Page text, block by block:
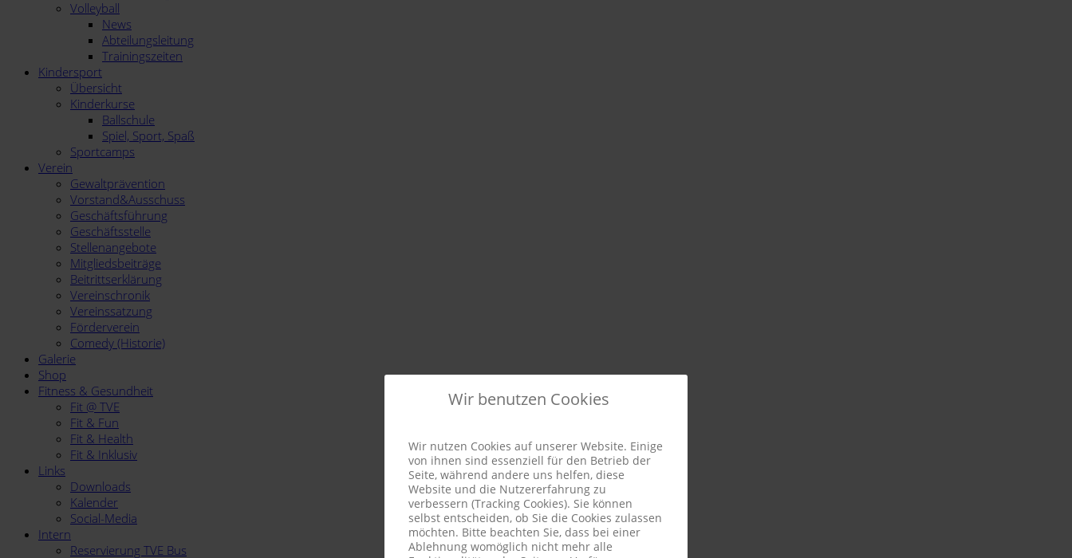
Volleyball
News
Abteilungsleitung
Trainingszeiten
Kindersport
Übersicht
Kinderkurse
Ballschule
Spiel, Sport, Spaß
Sportcamps
Verein
Gewaltprävention
Vorstand&Ausschuss
Geschäftsführung
Geschäftsstelle
Stellenangebote
Mitgliedsbeiträge
Beitrittserklärung
Vereinschronik
Vereinssatzung
Förderverein
Comedy (Historie)
Galerie
Shop
Fitness & Gesundheit
Fit @ TVE
Fit & Fun
Fit & Health
Fit & Inklusiv
Links
Downloads
Kalender
Social-Media
Intern
Reservierung TVE Bus
Wir benutzen Cookies
Wir nutzen Cookies auf unserer Website. Einige
von ihnen sind essenziell für den Betrieb der
Seite, während andere uns helfen, diese
Website und die Nutzererfahrung zu
verbessern (Tracking Cookies). Sie können
selbst entscheiden, ob Sie die Cookies zulassen
möchten. Bitte beachten Sie, dass bei einer
Ablehnung womöglich nicht mehr alle